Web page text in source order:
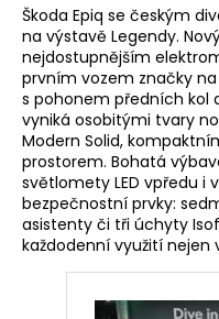
Škoda Epiq se českým
na výstavě Legendy.
nejdostupnějším
prvním vozem značky
s pohonem předních kol
vyniká osobitými tvary
Modern Solid,
prostorem. Bohatá
světlomety LED vpředu i
bezpečnostní prvky:
asistenty či tři úchyty
každodenní využití nejen